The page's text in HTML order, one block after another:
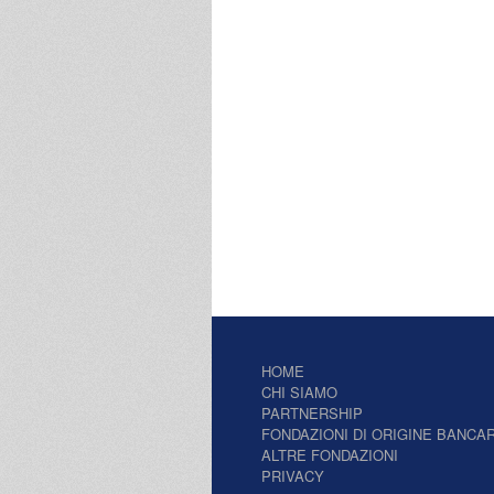
HOME
CHI SIAMO
PARTNERSHIP
FONDAZIONI DI ORIGINE
ALTRE FONDAZIONI
PRIVACY